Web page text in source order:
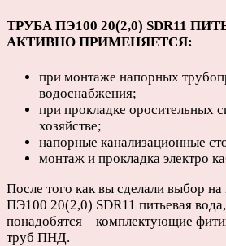
ТРУБА ПЭ100 20(2,0) SDR11
АКТИВНО ПРИМЕНЯЕТСЯ:
при монтаже напорных
водоснабжения;
при прокладке оросительных
хозяйстве;
напорные канализационные
монтаж и прокладка электро
После того как вы сделали выбор
ПЭ100 20(2,0) SDR11 питьевая
понадобятся – комплектующие
труб ПНД.